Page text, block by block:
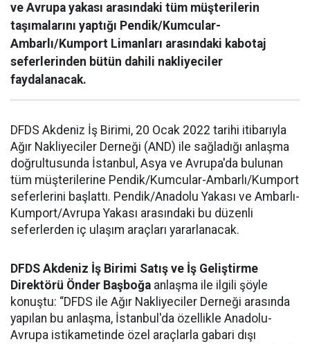
ve Avrupa yakası arasındaki tüm müşterilerin
taşımalarını yaptığı Pendik/Kumcular-
Ambarlı/Kumport Limanları arasındaki kabotaj
seferlerinden bütün dahili nakliyeciler
faydalanacak.
DFDS Akdeniz İş Birimi, 20 Ocak 2022 tarihi itibarıyla
Ağır Nakliyeciler Derneği (AND) ile sağladığı anlaşma
doğrultusunda İstanbul, Asya ve Avrupa'da bulunan
tüm müşterilerine Pendik/Kumcular-Ambarlı/Kumport
seferlerini başlattı. Pendik/Anadolu Yakası ve Ambarlı-
Kumport/Avrupa Yakası arasındaki bu düzenli
seferlerden iç ulaşım araçları yararlanacak.
DFDS Akdeniz İş Birimi Satış ve İş Geliştirme
Direktörü Önder Başboğa anlaşma ile ilgili şöyle
konuştu: “DFDS ile Ağır Nakliyeciler Derneği arasında
yapılan bu anlaşma, İstanbul'da özellikle Anadolu-
Avrupa istikametinde özel araçlarla gabari dışı